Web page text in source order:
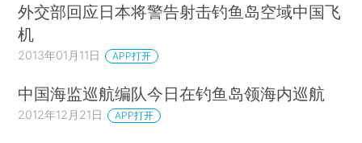
外交部回应日本将警告射击钓鱼岛空域中国飞
机
2013年01月11日 APP打开
中国海监巡航编队今日在钓鱼岛领海内巡航
2012年12月21日 APP打开